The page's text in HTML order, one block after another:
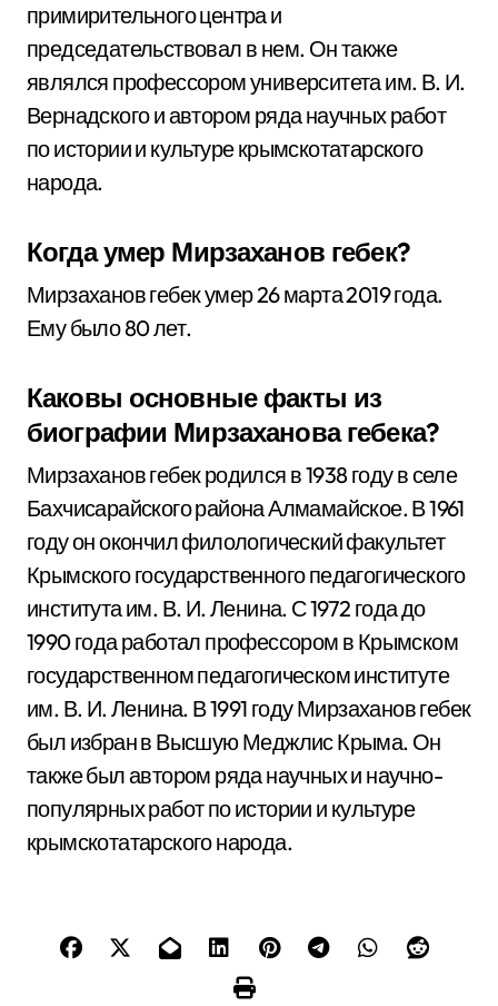
примирительного центра и
председательствовал в нем. Он также
являлся профессором университета им. В. И.
Вернадского и автором ряда научных работ
по истории и культуре крымскотатарского
народа.
Когда умер Мирзаханов гебек?
Мирзаханов гебек умер 26 марта 2019 года.
Ему было 80 лет.
Каковы основные факты из
биографии Мирзаханова гебека?
Мирзаханов гебек родился в 1938 году в селе
Бахчисарайского района Алмамайское. В 1961
году он окончил филологический факультет
Крымского государственного педагогического
института им. В. И. Ленина. С 1972 года до
1990 года работал профессором в Крымском
государственном педагогическом институте
им. В. И. Ленина. В 1991 году Мирзаханов гебек
был избран в Высшую Меджлис Крыма. Он
также был автором ряда научных и научно-
популярных работ по истории и культуре
крымскотатарского народа.